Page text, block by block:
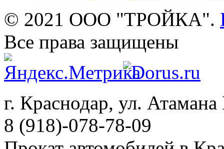
© 2021 ООО "ТРОЙКА".
Все права защищены
г. Краснодар, ул. Атамана
8 (918)-078-78-09